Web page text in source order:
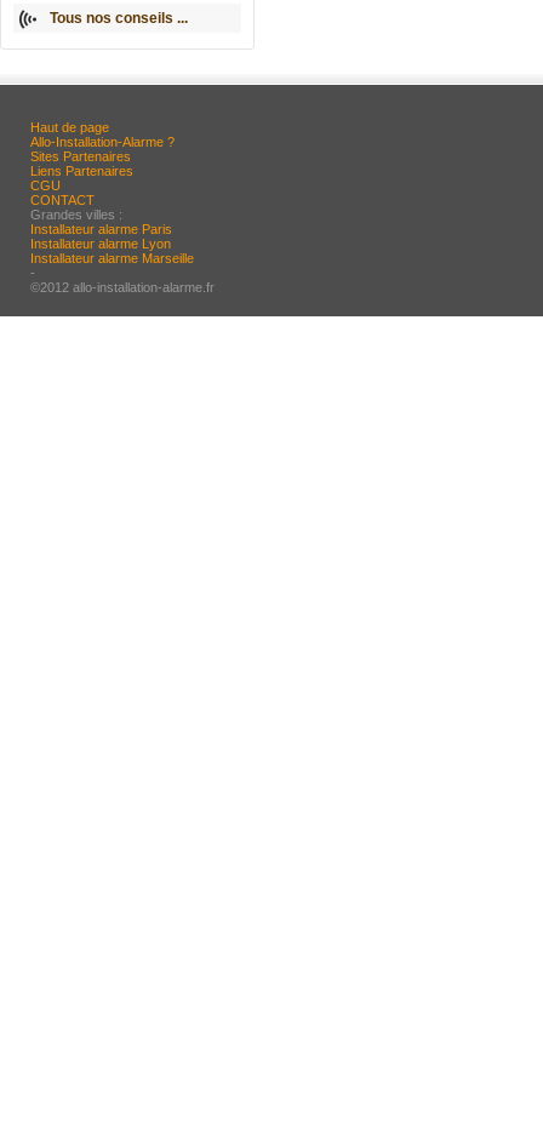
Tous nos conseils ...
Haut de page
Allo-Installation-Alarme ?
Sites Partenaires
Liens Partenaires
CGU
CONTACT
Grandes villes :
Installateur alarme Paris
Installateur alarme Lyon
Installateur alarme Marseille
-
©2012 allo-installation-alarme.fr